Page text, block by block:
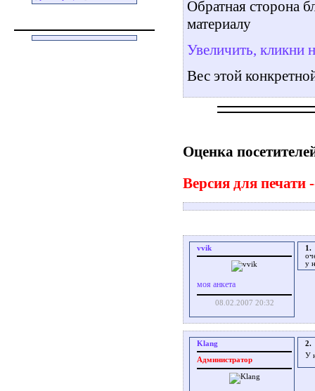
Обратная сторона
материалу
Увеличить, кликни
Вес этой
Оценка
Версия для печати
vvik
моя анкета
08.02.2007 20:32
1.
у
Klang
Администратор
2.
У